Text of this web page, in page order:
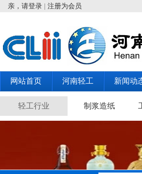
亲，请登录 注册为会员
网站首页 河南轻工 新闻动
轻工行业 制浆造纸